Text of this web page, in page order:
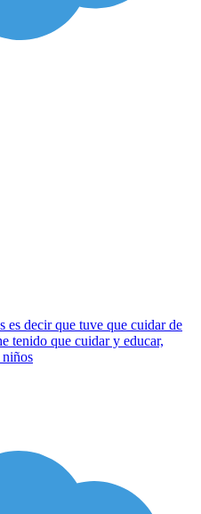
es decir que tuve que cuidar de
tenido que cuidar y educar,